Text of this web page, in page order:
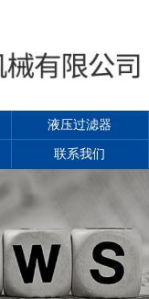
液压过滤器
联系我们